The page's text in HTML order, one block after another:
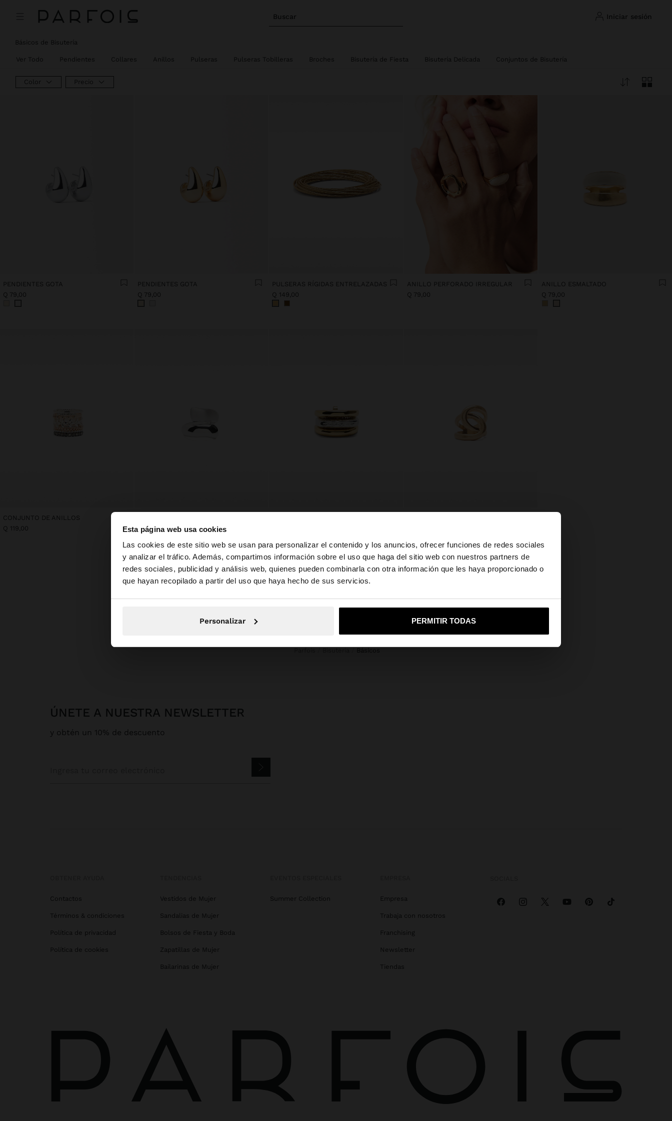
Esta página web usa cookies
Las cookies de este sitio web se usan para personalizar el contenido y los anuncios, ofrecer funciones de redes sociales
y analizar el tráfico. Además, compartimos información sobre el uso que haga del sitio web con nuestros partners de
redes sociales, publicidad y análisis web, quienes pueden combinarla con otra información que les haya proporcionado o
que hayan recopilado a partir del uso que haya hecho de sus servicios.
Personalizar PERMITIR TODAS
Buscar iniciar sesión
hola ×
Estás accediendo a la web de Guatemala. ¿Quieres ir a la web de United States?
No, continuar en la web de Guatemala Sí, llévame a United States
Básicos de Bisutería
Ver Todo Pendientes Collares Anillos Pulseras Pulseras Tobilleras Broches Bisutería de Fiesta Bisutería Delicada Conjuntos de Bisutería
Color Precio
PENDIENTES GOTA
Q 79,00
PENDIENTES GOTA
Q 79,00
PULSERAS RÍGIDAS ENTRELAZADAS
Q 149,00
ANILLO PERFORADO IRREGULAR
Q 79,00
ANILLO ESMALTADO
Q 79,00
CONJUNTO DE ANILLOS
Q 119,00
Q 79,00
ÚNETE A NUESTRA NEWSLETTER
y obtén un 10% de descuento
Contactos
Términos & condiciones
Política de privacidad
Política de cookies
Vestidos de Mujer
Sandalias de Mujer
Bolsos de Fiesta y Boda
Zapatillas de Mujer
Bailarinas de Mujer
Summer Collection Empresa
Trabaja con nosotros
Franchising
Newsletter
Tiendas